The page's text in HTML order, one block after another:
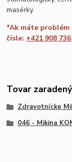
masérky.
*Ak máte
čísle: +421 908
Tovar
Zdravotnícke
046 - Mikina